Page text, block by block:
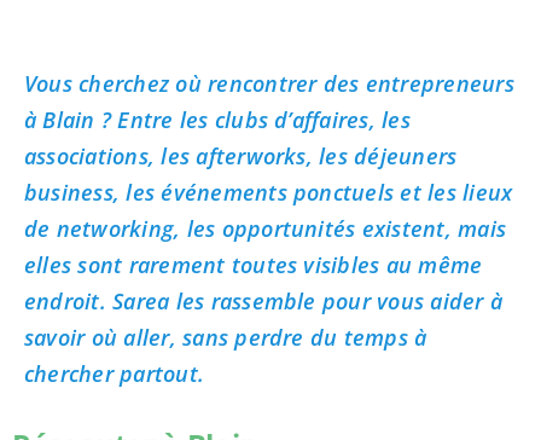
Vous cherchez où rencontrer des entrepreneurs
à Blain ? Entre les clubs d’affaires, les
associations, les afterworks, les déjeuners
business, les événements ponctuels et les lieux
de networking, les opportunités existent, mais
elles sont rarement toutes visibles au même
endroit. Sarea les rassemble pour vous aider à
savoir où aller, sans perdre du temps à
chercher partout.